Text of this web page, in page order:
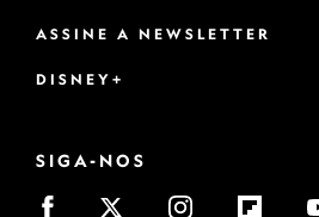
ASSINE A NEWSLETTER
DISNEY+
SIGA-NOS